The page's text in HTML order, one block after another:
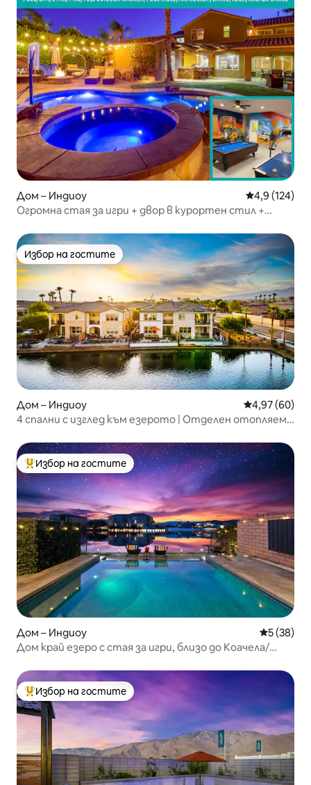
Дом – Индиоу Средна
4,9 (124)
Огромна стая за игри + двор в курортен стил +
Избор на гостите
Избор на гостите
Дом – Индиоу Средна
4,97 (60)
4 спални с изглед към езерото | Отделен отопляем
Най-популярен избор на гостите
Избор на гостите
Дом – Индиоу Средна
5 (38)
Дом край езеро с стая за игри, близо до Коачела/
Най-популярен избор на гостите
Избор на гостите